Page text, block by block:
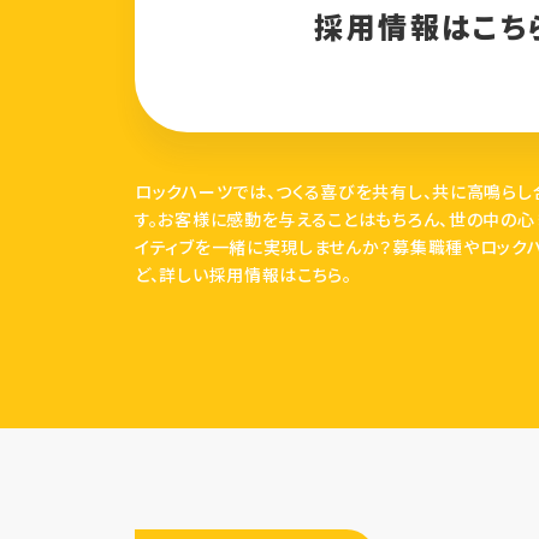
採用情報はこち
ロックハーツでは、つくる喜びを共有し、共に高鳴ら
す。お客様に感動を与えることはもちろん、世の中の
イティブを一緒に実現しませんか？募集職種やロッ
ど、詳しい採用情報はこちら。